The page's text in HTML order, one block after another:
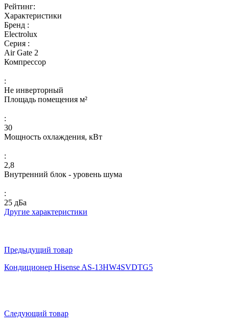
Рейтинг:
Характеристики
Бренд :
Electrolux
Серия :
Air Gate 2
Компрессор
:
Не инверторный
Площадь помещения м²
:
30
Мощность охлаждения, кВт
:
2,8
Внутренний блок - уровень шума
:
25 дБа
Другие характеристики
Предыдущий товар
Кондиционер Hisense AS-13HW4SVDTG5
Следующий товар